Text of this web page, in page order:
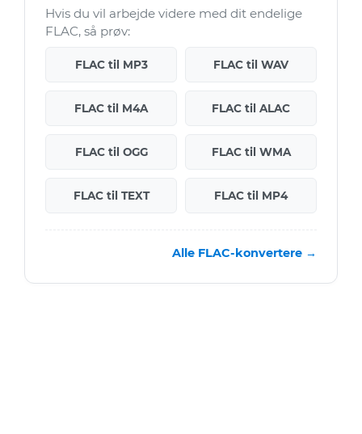
Hvis du vil arbejde videre med dit endelige
FLAC, så prøv:
FLAC til MP3 FLAC til WAV
FLAC til M4A FLAC til ALAC
FLAC til OGG FLAC til WMA
FLAC til TEXT FLAC til MP4
Alle FLAC-konvertere →